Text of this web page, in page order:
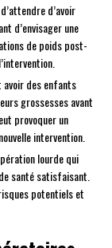
d’avoir
d’envisager une
de poids post-
avoir des enfants
grossesses avant
provoquer un
intervention.
lourde qui
santé satisfaisant.
potentiels et